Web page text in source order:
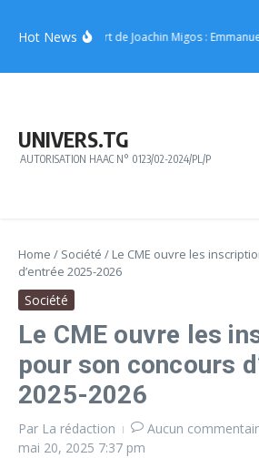
Hot NewsConcert de Joachin Migos :
UNIVERS.TG
AUTORISATION HAAC N° 0123/02-2024/PL/P
Home / Société / Le CME ouvre les
d’entrée 2025-2026
Société
Le CME ouvre les
pour son concours
2025-2026
Par La rédaction
Aucun
mai 20, 2025 7:37 pm